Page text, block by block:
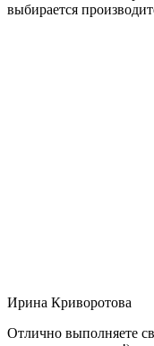
выбирается
Ирина Криворотова
Отлично выполняете